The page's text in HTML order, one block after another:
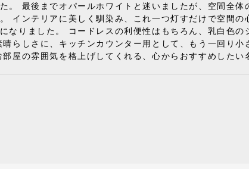
。 最後までオパールホワイトと迷いましたが、空間全
インテリアに美しく馴染み、これ一つ灯すだけで空間
なりました。 コードレスの利便性はもちろん、乳白色
らしさに、キッチンカウンター用として、もう一回り
屋の雰囲気を格上げしてくれる、心からおすすめしたい